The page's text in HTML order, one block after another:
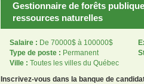
Gestionnaire de forêts
ressources naturelles
Salaire : De 70000$ à 100000$
Type de poste : Permanent
Ville : Toutes les villes du Québec
Inscrivez-vous dans la banque de